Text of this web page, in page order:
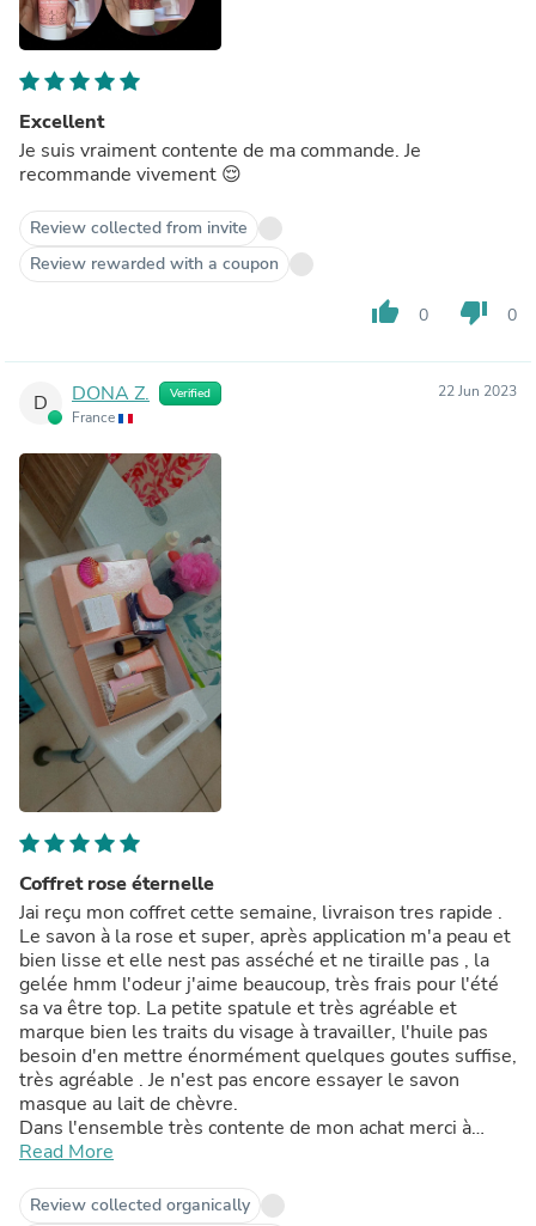
Excellent
Je suis vraiment contente de ma commande. Je
recommande vivement 😌
Review collected from invite
Review rewarded with a coupon
thumb_up 0 thumb_down 0
D DONA Z. Verified
France
22 Jun 2023
Coffret rose éternelle
Jai reçu mon coffret cette semaine, livraison tres rapide .
Le savon à la rose et super, après application m'a peau et
bien lisse et elle nest pas asséché et ne tiraille pas , la
gelée hmm l'odeur j'aime beaucoup, très frais pour l'été
sa va être top. La petite spatule et très agréable et
marque bien les traits du visage à travailler, l'huile pas
besoin d'en mettre énormément quelques goutes suffise,
très agréable . Je n'est pas encore essayer le savon
masque au lait de chèvre.
Dans l'ensemble très contente de mon achat merci à
Mélanie Orl pour le code promo 😇🥰
Read More
Review collected organically